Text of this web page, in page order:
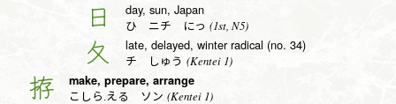
日 day, sun, Japan
ひ ニチ にっ (1st, N5)
夂 late, delayed, winter radical (no. 34)
チ しゅう (Kentei 1)
拵 make, prepare, arrange
こしら.える ソン (Kentei 1)